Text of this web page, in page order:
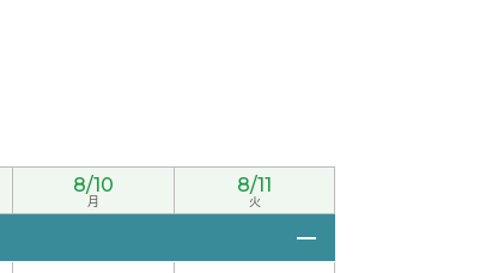
8/10
月
8/11
火